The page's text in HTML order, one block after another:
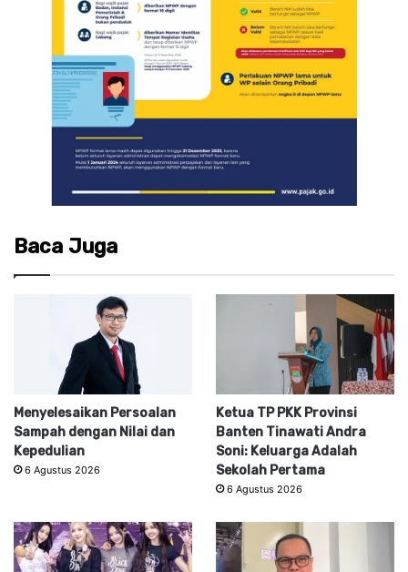
Baca Juga
Menyelesaikan Persoalan
Sampah dengan Nilai dan
Kepedulian
6 Agustus 2026
Ketua TP PKK Provinsi
Banten Tinawati Andra
Soni: Keluarga Adalah
Sekolah Pertama
6 Agustus 2026